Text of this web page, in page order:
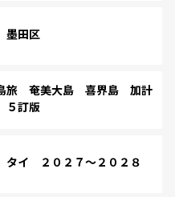
田区
旅 奄美大島 喜界島 加計
５訂版
イ ２０２７～２０２８